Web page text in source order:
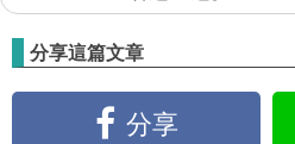
分享這篇文章
分享